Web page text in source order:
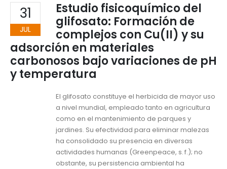
31
JUL
Estudio fisicoquímico del
glifosato: Formación de
complejos con Cu(II) y su
adsorción en materiales
carbonosos bajo variaciones de pH
y temperatura
El glifosato constituye el herbicida de mayor uso
a nivel mundial, empleado tanto en agricultura
como en el mantenimiento de parques y
jardines. Su efectividad para eliminar malezas
ha consolidado su presencia en diversas
actividades humanas (Greenpeace, s. f.); no
obstante, su persistencia ambiental ha